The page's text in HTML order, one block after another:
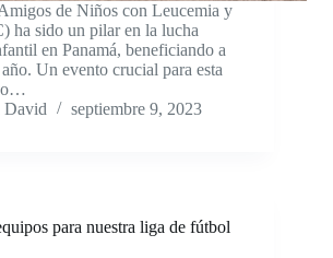
de Niños con Leucemia y
ha sido un pilar en la lucha
en Panamá, beneficiando a
Un evento crucial para esta
David
septiembre 9, 2023
para nuestra liga de fútbol